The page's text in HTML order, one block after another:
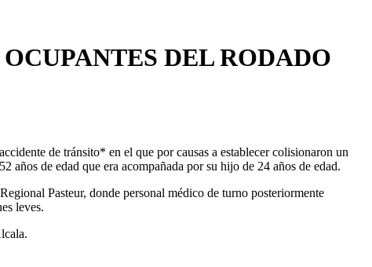
DEL RODADO
de tránsito* en el que por causas a establecer colisionaron un
de edad que era acompañada por su hijo de 24 años de edad.
Pasteur, donde personal médico de turno posteriormente
leves.